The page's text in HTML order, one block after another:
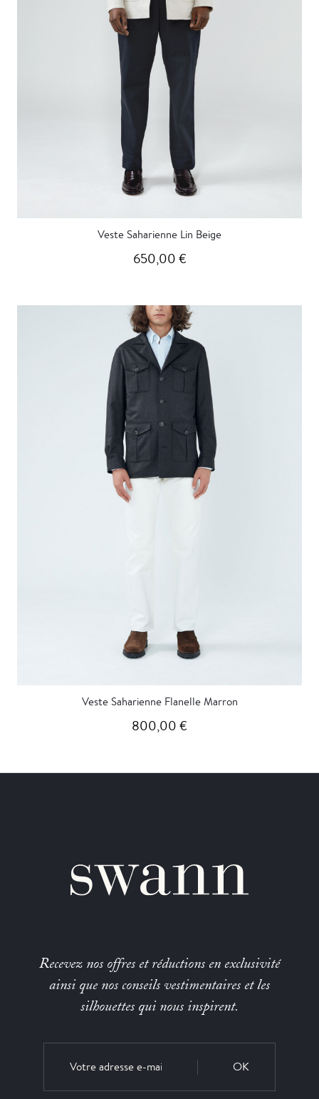
Veste Saharienne Lin Beige
650,00 €
Veste Saharienne Flanelle Marron
800,00 €
Recevez nos offres et réductions en exclusivité
ainsi que nos conseils vestimentaires et les
silhouettes qui nous inspirent.
OK